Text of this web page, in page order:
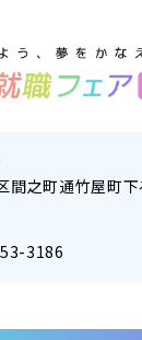
間之町通竹屋町
3186